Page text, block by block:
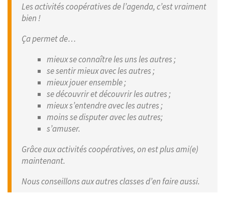
Les activités coopératives de l’agenda, c’est vraiment
bien !
Ça permet de…
mieux se connaître les uns les autres ;
se sentir mieux avec les autres ;
mieux jouer ensemble ;
se découvrir et découvrir les autres ;
mieux s’entendre avec les autres ;
moins se disputer avec les autres;
s’amuser.
Grâce aux activités coopératives, on est plus ami(e)
maintenant.
Nous conseillons aux autres classes d’en faire aussi.